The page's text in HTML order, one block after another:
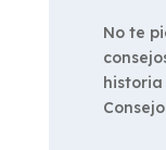
No te
historia